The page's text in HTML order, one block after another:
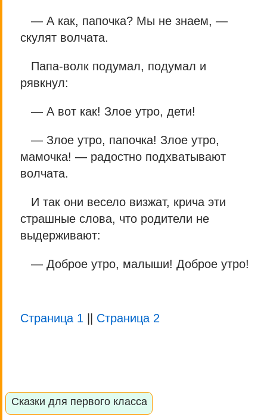
— А как, папочка? Мы не знаем, —
скулят волчата.
Папа-волк подумал, подумал и
рявкнул:
— А вот как! Злое утро, дети!
— Злое утро, папочка! Злое утро,
мамочка! — радостно подхватывают
волчата.
И так они весело визжат, крича эти
страшные слова, что родители не
выдерживают:
— Доброе утро, малыши! Доброе утро!
Страница 1 Страница 2
Сказки для первого класса